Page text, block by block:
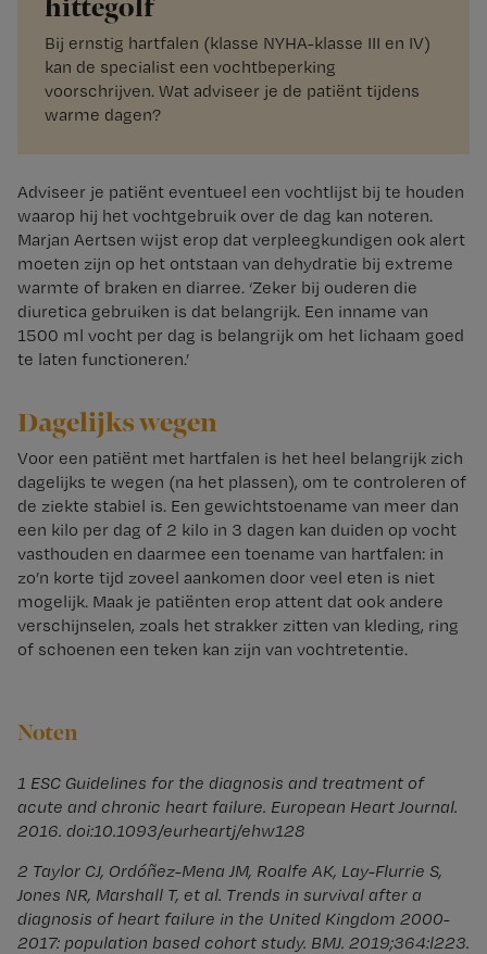
hittegolf
Bij ernstig hartfalen (klasse NYHA-klasse III en IV)
kan de specialist een vochtbeperking
voorschrijven. Wat adviseer je de patiënt tijdens
warme dagen?
Adviseer je patiënt eventueel een vochtlijst bij te houden
waarop hij het vochtgebruik over de dag kan noteren.
Marjan Aertsen wijst erop dat verpleegkundigen ook alert
moeten zijn op het ontstaan van dehydratie bij extreme
warmte of braken en diarree. ‘Zeker bij ouderen die
diuretica gebruiken is dat belangrijk. Een inname van
1500 ml vocht per dag is belangrijk om het lichaam goed
te laten functioneren.’
Dagelijks wegen
Voor een patiënt met hartfalen is het heel belangrijk zich
dagelijks te wegen (na het plassen), om te controleren of
de ziekte stabiel is. Een gewichtstoename van meer dan
een kilo per dag of 2 kilo in 3 dagen kan duiden op vocht
vasthouden en daarmee een toename van hartfalen: in
zo’n korte tijd zoveel aankomen door veel eten is niet
mogelijk. Maak je patiënten erop attent dat ook andere
verschijnselen, zoals het strakker zitten van kleding, ring
of schoenen een teken kan zijn van vochtretentie.
Noten
1 ESC Guidelines for the diagnosis and treatment of
acute and chronic heart failure. European Heart Journal.
2016. doi:10.1093/eurheartj/ehw128
2 Taylor CJ, Ordóñez-Mena JM, Roalfe AK, Lay-Flurrie S,
Jones NR, Marshall T, et al. Trends in survival after a
diagnosis of heart failure in the United Kingdom 2000-
2017: population based cohort study. BMJ. 2019;364:l223.